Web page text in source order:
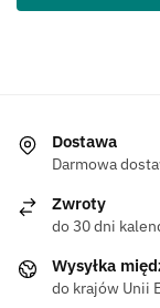
Dostawa
Darmowa
Zwroty
do 30 dni
Wysyłka
do krajów Unii